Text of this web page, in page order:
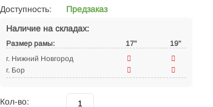
Доступность:
Предзаказ
Наличие на складах:
Размер рамы: 17"
19"
г. Нижний Новгород
г. Бор
Кол-во: